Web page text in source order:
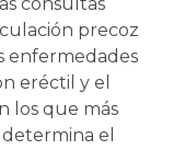
consultas
precoz
enfermedades
eréctil y el
los que más
el